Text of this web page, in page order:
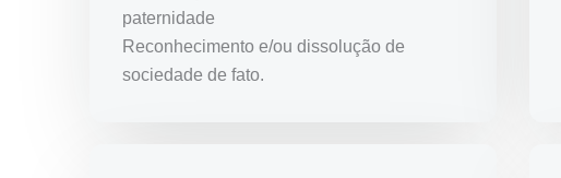
paternidade
Reconhecimento e/ou dissolução de
sociedade de fato.